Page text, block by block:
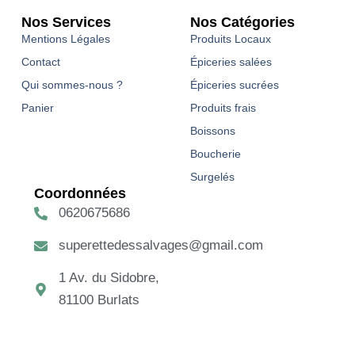
Nos Services
Mentions Légales
Contact
Qui sommes-nous ?
Panier
Nos Catégories
Produits Locaux
Épiceries salées
Épiceries sucrées
Produits frais
Boissons
Boucherie
Surgelés
Coordonnées
0620675686
superettedessalvages@gmail.com
1 Av. du Sidobre,
81100 Burlats